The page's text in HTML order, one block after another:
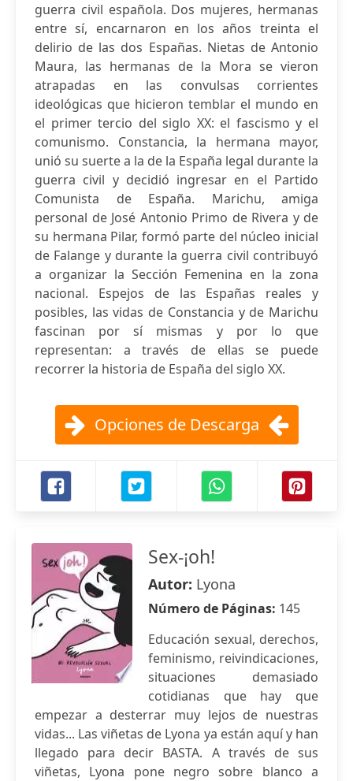
guerra civil española. Dos mujeres, hermanas
entre sí, encarnaron en los años treinta el
delirio de las dos Españas. Nietas de Antonio
Maura, las hermanas de la Mora se vieron
atrapadas en las convulsas corrientes
ideológicas que hicieron temblar el mundo en
el primer tercio del siglo XX: el fascismo y el
comunismo. Constancia, la hermana mayor,
unió su suerte a la de la España legal durante la
guerra civil y decidió ingresar en el Partido
Comunista de España. Marichu, amiga
personal de José Antonio Primo de Rivera y de
su hermana Pilar, formó parte del núcleo inicial
de Falange y durante la guerra civil contribuyó
a organizar la Sección Femenina en la zona
nacional. Espejos de las Españas reales y
posibles, las vidas de Constancia y de Marichu
fascinan por sí mismas y por lo que
representan: a través de ellas se puede
recorrer la historia de España del siglo XX.
Opciones de Descarga
Sex-¡oh!
Autor: Lyona
Número de Páginas: 145
Educación sexual, derechos,
feminismo, reivindicaciones,
situaciones demasiado
cotidianas que hay que
empezar a desterrar muy lejos de nuestras
vidas... Las viñetas de Lyona ya están aquí y han
llegado para decir BASTA. A través de sus
viñetas, Lyona pone negro sobre blanco a